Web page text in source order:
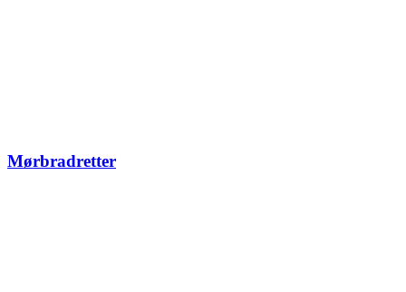
Mørbradretter